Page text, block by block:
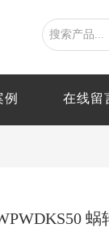
例 在线留